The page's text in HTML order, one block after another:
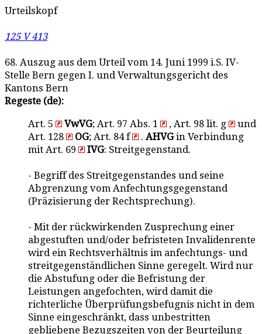
Urteilskopf
125 V 413
68. Auszug aus dem Urteil vom 14. Juni 1999 i.S. IV-
Stelle Bern gegen I. und Verwaltungsgericht des
Kantons Bern
Regeste (de):
Art. 5 VwVG; Art. 97 Abs. 1 , Art. 98 lit. g
und
Art. 128
OG; Art. 84 f . AHVGin Verbindung
mit Art. 69
IVG: Streitgegenstand.
- Begriff des Streitgegenstandes und seine
Abgrenzung vom Anfechtungsgegenstand
(Präzisierung der Rechtsprechung).
- Mit der rückwirkenden Zusprechung einer
abgestuften und/oder befristeten Invalidenrente
wird ein Rechtsverhältnis im anfechtungs- und
streitgegenständlichen Sinne geregelt. Wird nur
die Abstufung oder die Befristung der
Leistungen angefochten, wird damit die
richterliche Überprüfungsbefugnis nicht in dem
Sinne eingeschränkt, dass unbestritten
gebliebene Bezugszeiten von der Beurteilung